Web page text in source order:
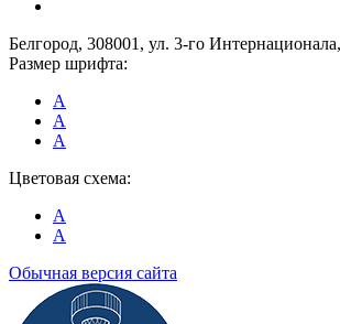
Белгород, 308001, ул. 3-го
Размер шрифта:
A
A
A
Цветовая схема:
A
A
Обычная версия сайта